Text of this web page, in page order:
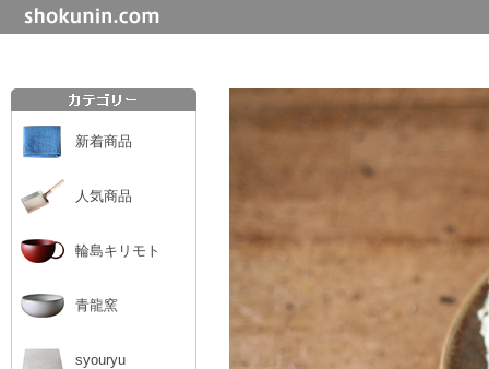
新着商品
人気商品
輪島キリモト
青龍窯
syouryu